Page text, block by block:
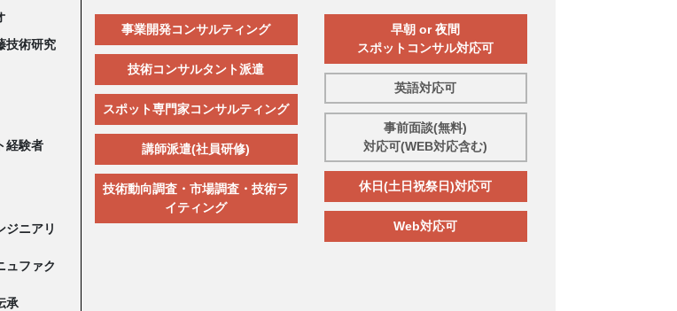
技術研究
経験者
ジニアリ
ュファク
承
事業開発コンサルティング
技術コンサルタント派遣
スポット専門家コンサルティング
講師派遣(社員研修)
技術動向調査・市場調査・技術ラ
イティング
早朝 or 夜間
スポットコンサル対応可
英語対応可
事前面談(無料)
対応可(WEB対応含む)
休日(土日祝祭日)対応可
Web対応可